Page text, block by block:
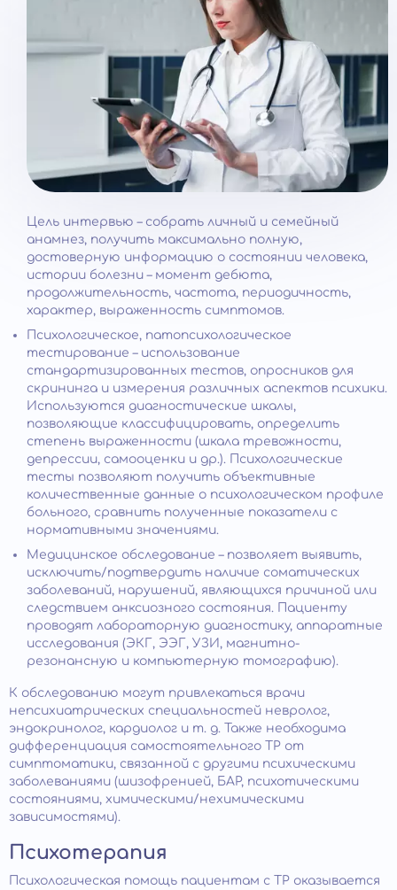
Цель интервью – собрать личный и семейный
анамнез, получить максимально полную,
достоверную информацию о состоянии человека,
истории болезни – момент дебюта,
продолжительность, частота, периодичность,
характер, выраженность симптомов.
Психологическое, патопсихологическое
тестирование – использование
стандартизированных тестов, опросников для
скрининга и измерения различных аспектов психики.
Используются диагностические шкалы,
позволяющие классифицировать, определить
степень выраженности (шкала тревожности,
депрессии, самооценки и др.). Психологические
тесты позволяют получить объективные
количественные данные о психологическом профиле
больного, сравнить полученные показатели с
нормативными значениями.
Медицинское обследование – позволяет выявить,
исключить/подтвердить наличие соматических
заболеваний, нарушений, являющихся причиной или
следствием анксиозного состояния. Пациенту
проводят лабораторную диагностику, аппаратные
исследования (ЭКГ, ЭЭГ, УЗИ, магнитно-
резонансную и компьютерную томографию).
К обследованию могут привлекаться врачи
непсихиатрических специальностей невролог,
эндокринолог, кардиолог и т. д. Также необходима
дифференциация самостоятельного ТР от
симптоматики, связанной с другими психическими
заболеваниями (шизофренией, БАР, психотическими
состояниями, химическими/нехимическими
зависимостями).
Психотерапия
Психологическая помощь пациентам с ТР оказывается